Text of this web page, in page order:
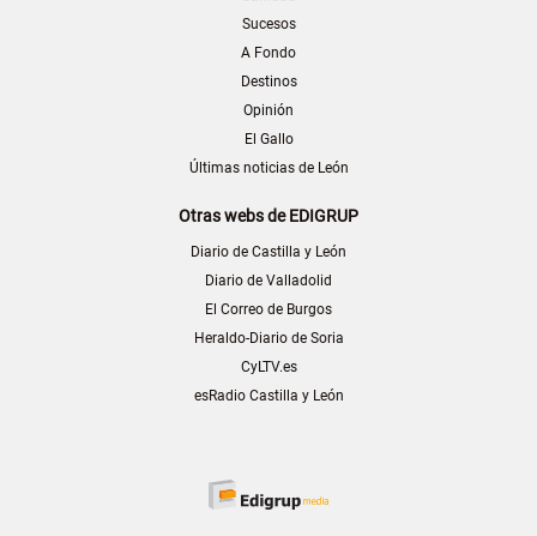
Sucesos
A Fondo
Destinos
Opinión
El Gallo
Últimas noticias de León
Otras webs de EDIGRUP
Diario de Castilla y León
Diario de Valladolid
El Correo de Burgos
Heraldo-Diario de Soria
CyLTV.es
esRadio Castilla y León